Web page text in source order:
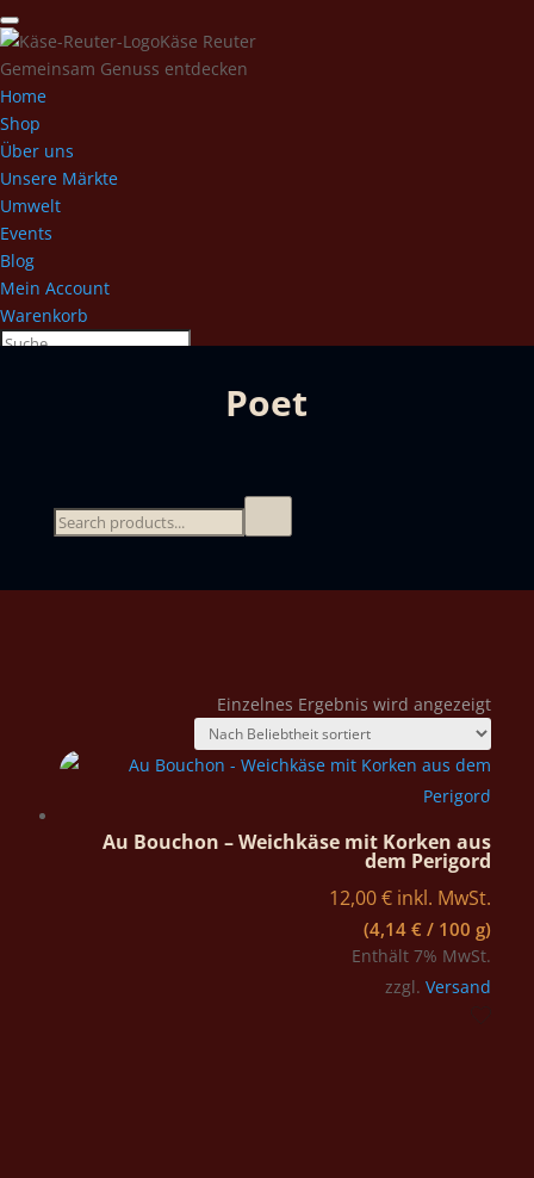
Käse Reuter
Gemeinsam Genuss entdecken
Home
Shop
Über uns
Unsere Märkte
Umwelt
Events
Blog
Mein Account
Warenkorb
Poet
Einzelnes Ergebnis wird angezeigt
Au Bouchon – Weichkäse mit Korken aus
dem Perigord
12,00€ inkl. MwSt.
(4,14 € / 100 g)
Enthält 7% MwSt.
zzgl. Versand